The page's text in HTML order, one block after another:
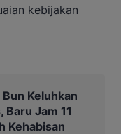
kebijakan
Keluhkan
Baru Jam 11
Kehabisan